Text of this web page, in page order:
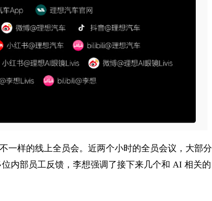
一样的线上全员会。近两个小时的全员会议，大部分
内部员工反馈，李想强调了接下来几个和 AI 相关的